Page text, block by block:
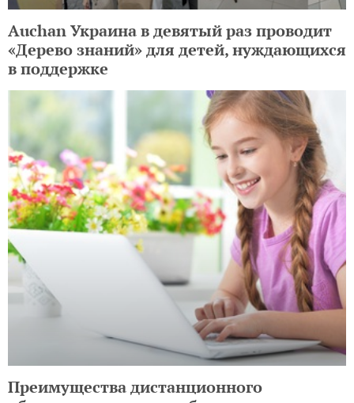
Auchan Украина в девятый раз проводит
«Дерево знаний» для детей, нуждающихся
в поддержке
Преимущества дистанционного